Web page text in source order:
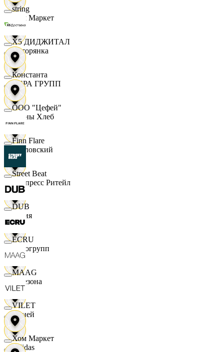
Хом Маркет
Хуторянка
ЦЕРА ГРУПП
Челны Хлеб
Чкаловский
Экспресс Ритейл
Юлия
Яркогрупп
4 Сезона
7 дней
Adidas
string
X5 ДИДЖИТАЛ
Константа
ООО "Цефей"
Finn Flare
Street Beat
DUB
ECRU
MAAG
VILET
Хом Маркет